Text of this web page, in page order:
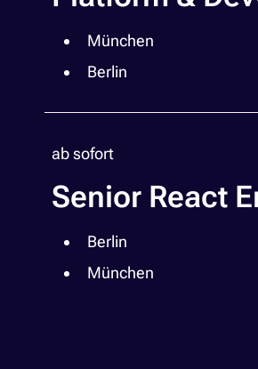
München
Berlin
ab sofort
Senior React
Berlin
München